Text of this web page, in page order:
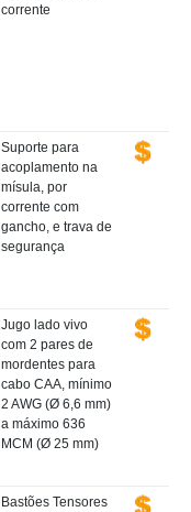
corrente
Suporte para
acoplamento na
mísula, por
corrente com
gancho, e trava de
segurança
Jugo lado vivo
com 2 pares de
mordentes para
cabo CAA, mínimo
2 AWG (Ø 6,6 mm)
a máximo 636
MCM (Ø 25 mm)
Bastões Tensores